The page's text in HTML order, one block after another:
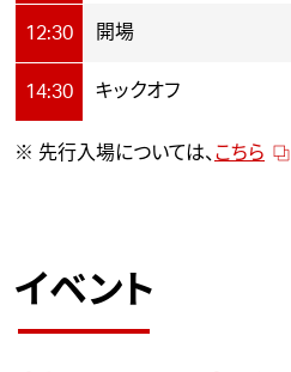
12:30 開場
14:30 キックオフ
※ 先行入場については、 こちら
イベント